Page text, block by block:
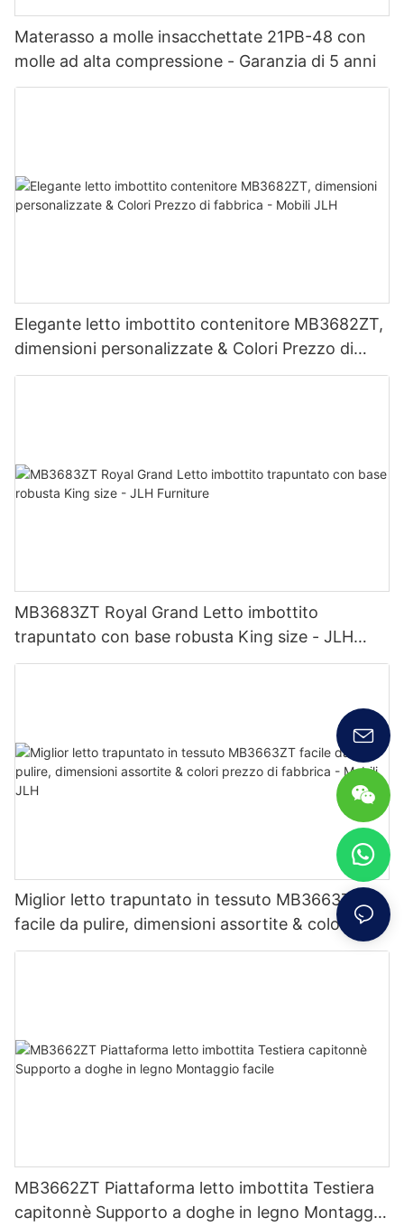
Materasso a molle insacchettate 21PB-48 con
molle ad alta compressione - Garanzia di 5 anni
Elegante letto imbottito contenitore MB3682ZT,
dimensioni personalizzate & Colori Prezzo di
fabbrica - Mobili JLH
MB3683ZT Royal Grand Letto imbottito
trapuntato con base robusta King size - JLH
Furniture
Miglior letto trapuntato in tessuto MB3663ZT
facile da pulire, dimensioni assortite & colori
prezzo di fabbrica - Mobili JLH
MB3662ZT Piattaforma letto imbottita Testiera
capitonnè Supporto a doghe in legno Montaggio